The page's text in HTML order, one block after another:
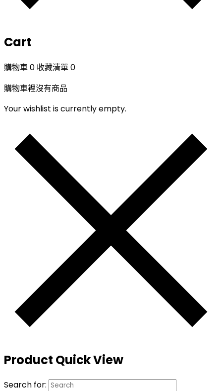
Cart
購物車0 收藏清單0
購物車裡沒有商品
Your wishlist is currently empty.
Product Quick View
Search for: